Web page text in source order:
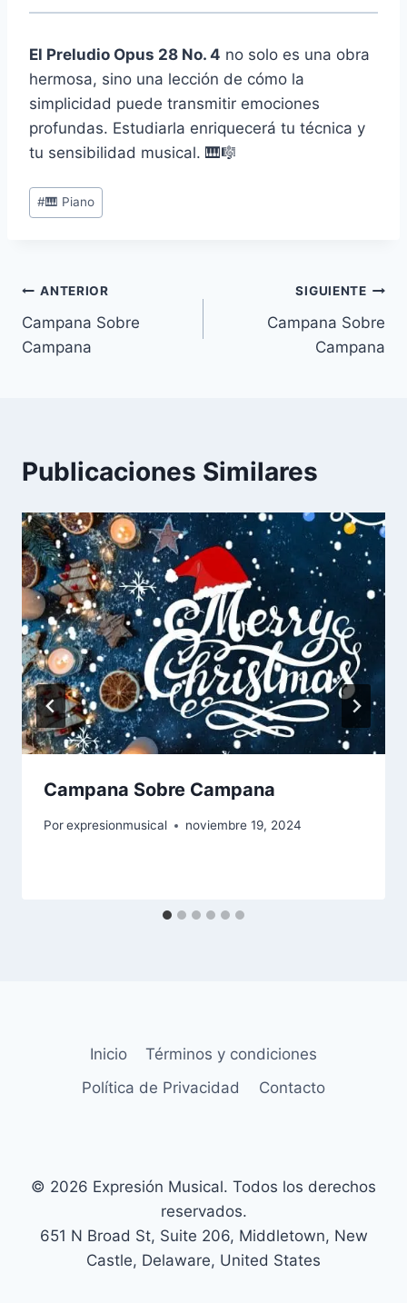
El Preludio Opus 28 No. 4 no solo es una obra
hermosa, sino una lección de cómo la
simplicidad puede transmitir emociones
profundas. Estudiarla enriquecerá tu técnica y
tu sensibilidad musical. 🎹🎼
Etiquetas
de
#🎹 Piano
Navegación
de
ANTERIOR
Campana Sobre
Campana
SIGUIENTE
Campana Sobre
Campana
Publicaciones Similares
Campana Sobre Campana
Porexpresionmusical noviembre 19, 2024
Inicio
Términos y condiciones
Política de Privacidad
Contacto
© 2026 Expresión Musical. Todos los derechos
reservados.
651 N Broad St, Suite 206, Middletown, New
Castle, Delaware, United States